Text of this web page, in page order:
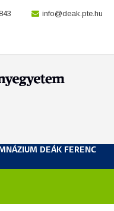
location
info@deak.pte.hu
DEÁK FERENC